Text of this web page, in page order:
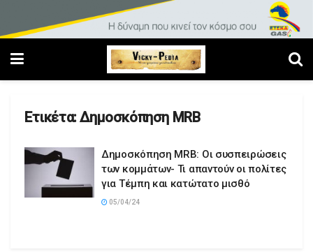
Ετικέτα:Δημοσκόπηση MRB
Δημοσκόπηση MRB: Οι συσπειρώσεις
των κομμάτων- Τι απαντούν οι πολίτες
για Τέμπη και κατώτατο μισθό
05/04/24